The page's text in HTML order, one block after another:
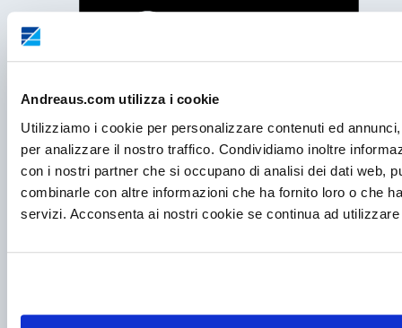
Andreaus.com utilizza i cookie
Utilizziamo i cookie per personalizzare contenuti ed
per analizzare il nostro traffico. Condividiamo inoltre
con i nostri partner che si occupano di analisi dei dati web,
combinarle con altre informazioni che ha fornito loro o che
servizi. Acconsenta ai nostri cookie se continua ad